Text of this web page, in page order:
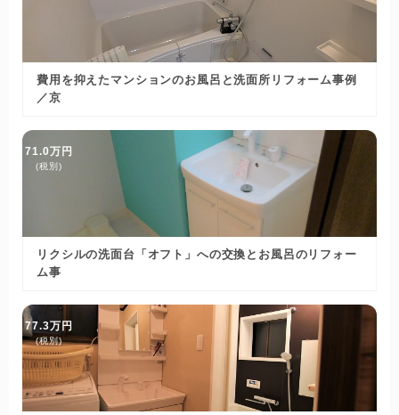
費用を抑えたマンションのお風呂と洗面所リフォーム事例
／京
71.0万円
(税別)
リクシルの洗面台「オフト」への交換とお風呂のリフォー
ム事
77.3万円
(税別)